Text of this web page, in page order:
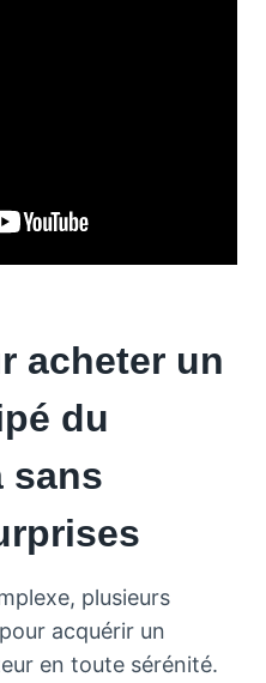
acheter un
du
sans
plusieurs
acquérir un
en toute sérénité.